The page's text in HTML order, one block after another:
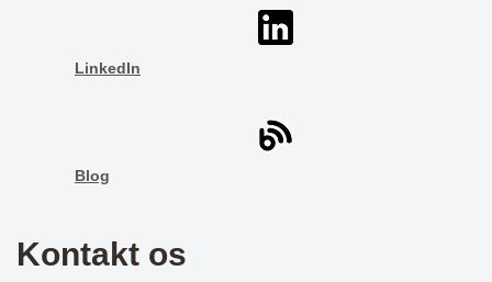
LinkedIn
Blog
Kontakt os